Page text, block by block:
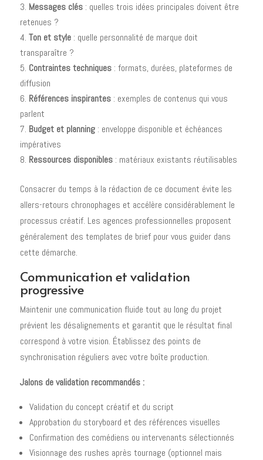
Messages clés: quelles trois idées principales doivent être
retenues ?
Ton et style: quelle personnalité de marque doit
transparaître ?
Contraintes techniques: formats, durées, plateformes de
diffusion
Références inspirantes: exemples de contenus qui vous
parlent
Budget et planning: enveloppe disponible et échéances
impératives
Ressources disponibles: matériaux existants réutilisables
Consacrer du temps à la rédaction de ce document évite les
allers-retours chronophages et accélère considérablement le
processus créatif. Les agences professionnelles proposent
généralement des templates de brief pour vous guider dans
cette démarche.
Communication et validation
progressive
Maintenir une communication fluide tout au long du projet
prévient les désalignements et garantit que le résultat final
correspond à votre vision. Établissez des points de
synchronisation réguliers avec votre boîte production.
Jalons de validation recommandés :
Validation du concept créatif et du script
Approbation du storyboard et des références visuelles
Confirmation des comédiens ou intervenants sélectionnés
Visionnage des rushes après tournage (optionnel mais